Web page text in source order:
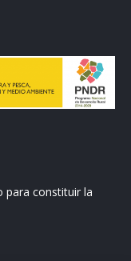
para constituir la